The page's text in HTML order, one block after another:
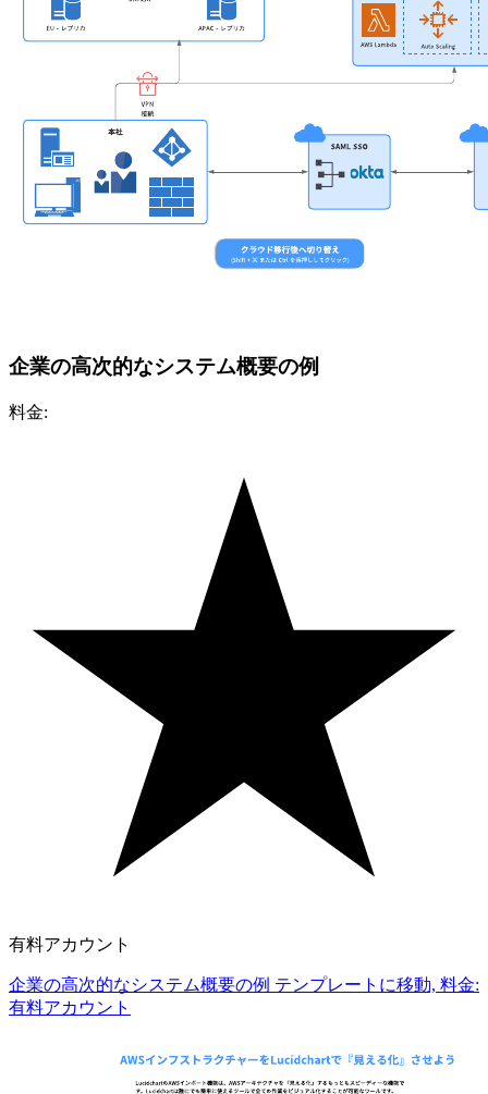
企業の高次的なシステム概要の例
料金:
有料アカウント
企業の高次的なシステム概要の例 テンプレートに移動, 料金:
有料アカウント